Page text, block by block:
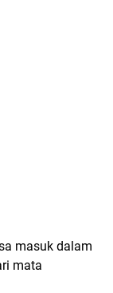
masuk dalam
mata